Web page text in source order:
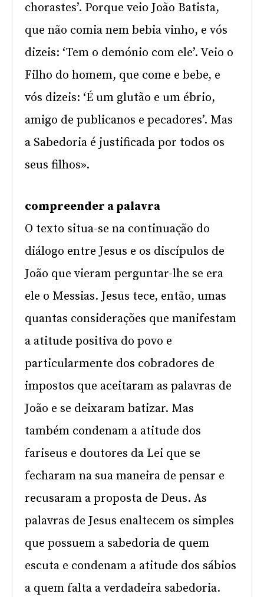
chorastes’. Porque veio João Batista,
que não comia nem bebia vinho, e vós
dizeis: ‘Tem o demónio com ele’. Veio o
Filho do homem, que come e bebe, e
vós dizeis: ‘É um glutão e um ébrio,
amigo de publicanos e pecadores’. Mas
a Sabedoria é justificada por todos os
seus filhos».
compreender a palavra
O texto situa-se na continuação do
diálogo entre Jesus e os discípulos de
João que vieram perguntar-lhe se era
ele o Messias. Jesus tece, então, umas
quantas considerações que manifestam
a atitude positiva do povo e
particularmente dos cobradores de
impostos que aceitaram as palavras de
João e se deixaram batizar. Mas
também condenam a atitude dos
fariseus e doutores da Lei que se
fecharam na sua maneira de pensar e
recusaram a proposta de Deus. As
palavras de Jesus enaltecem os simples
que possuem a sabedoria de quem
escuta e condenam a atitude dos sábios
a quem falta a verdadeira sabedoria.